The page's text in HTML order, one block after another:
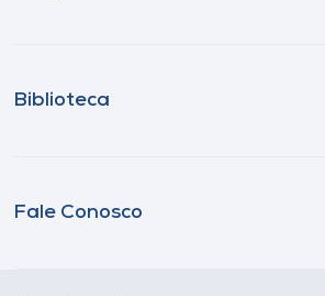
Biblioteca
Fale Conosco